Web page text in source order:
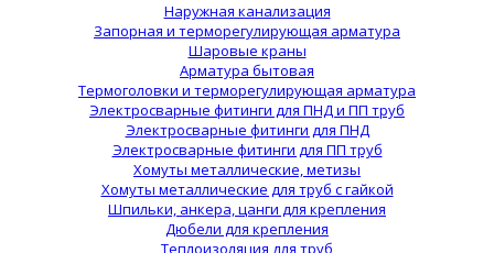
Наружная канализация
Запорная и терморегулирующая арматура
Шаровые краны
Арматура бытовая
Термоголовки и терморегулирующая арматура
Электросварные фитинги для ПНД и ПП труб
Электросварные фитинги для ПНД
Электросварные фитинги для ПП труб
Хомуты металлические, метизы
Хомуты металлические для труб с гайкой
Шпильки, анкера, цанги для крепления
Дюбели для крепления
Теплоизоляция для труб